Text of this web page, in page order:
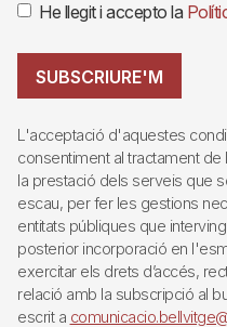
He llegit i accepto la
SUBSCRIURE'M
L'acceptació d'aquestes
consentiment al tractament
la prestació dels serveis que
escau, per fer les gestions
entitats públiques que
posterior incorporació en
exercitar els drets d’accés,
relació amb la subscripció al
escrit a